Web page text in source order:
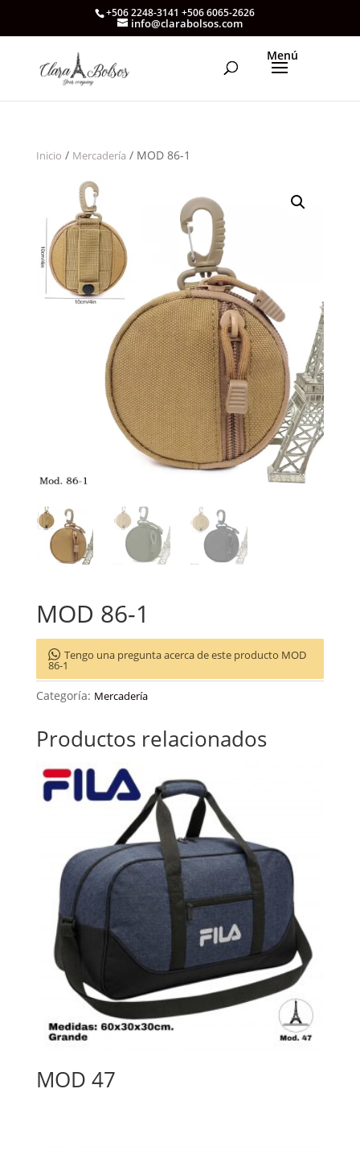
+506 2248-3141 +506 6065-2626
info@clarabolsos.com
Inicio / Mercadería / MOD 86-1
MOD 86-1
Tengo una pregunta acerca de este producto MOD
86-1
Categoría: Mercadería
Productos relacionados
MOD 47